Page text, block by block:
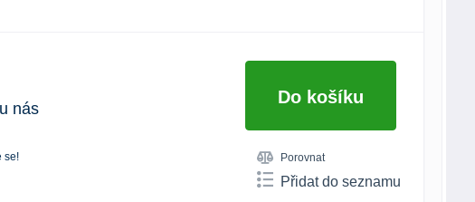
nás
se!
Do košíku
Porovnat
Přidat do seznamu